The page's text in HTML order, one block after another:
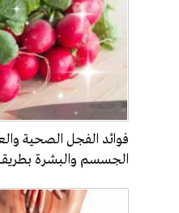
فوائد الفجل الصحية
الجسسم والبشرة